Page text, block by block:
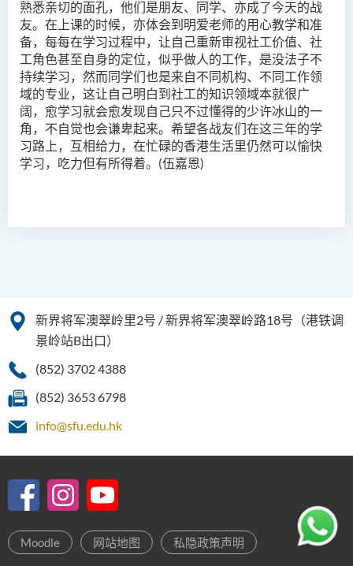
熟悉亲切的面孔，他们是朋友、同学、亦成了今天的战
友。在上课的时候，亦体会到明爱老师的用心教学和准
备，每每在学习过程中，让自己重新审视社工价值、社
工角色甚至自身的定位，似乎做人的工作，是没法子不
持续学习，然而同学们也是来自不同机构、不同工作领
域的专业，这让自己明白到社工的知识领域本就很广
阔，愈学习就会愈发现自己只不过懂得的少许冰山的一
角，不自觉也会谦卑起来。希望各战友们在这三年的学
习路上，互相给力，在忙碌的香港生活里仍然可以愉快
学习，吃力但有所得着。(伍嘉恩)
简介
课程目标
课程学习成果
课程结构
专业认可
实习
升学及就业前景
学费
新界将军澳翠岭里2号 / 新界将军澳翠岭路18号（港铁调
景岭站B出口）
(852) 3702 4388
(852) 3653 6798
info@sfu.edu.hk
Moodle 网站地图 私隐政策声明